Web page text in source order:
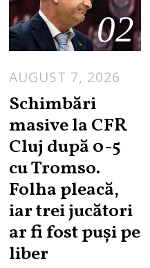
02
AUGUST 7, 2026
Schimbări
masive la CFR
Cluj după 0-5
cu Tromso.
Folha pleacă,
iar trei jucători
ar fi fost puși pe
liber